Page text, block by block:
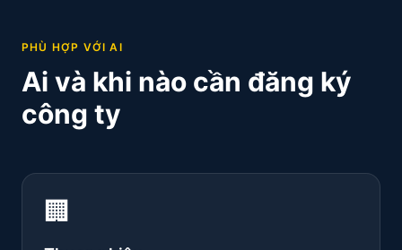
PHÙ HỢP VỚI AI
Ai và khi nào cần đăng ký
công ty
🏢